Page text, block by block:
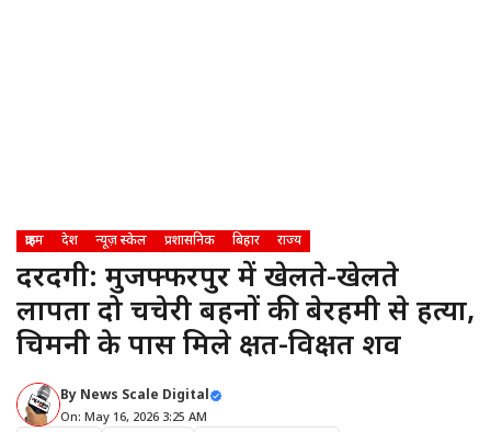
क्राइम देश न्यूज़ स्केल प्रशासनिक बिहार राज्य
दरिंदगी: मुजफ्फरपुर में खेलते-खेलते
लापता दो चचेरी बहनों की बेरहमी से हत्या,
चिमनी के पास मिले क्षत-विक्षत शव
By News Scale Digital
On: May 16, 2026 3:25 AM